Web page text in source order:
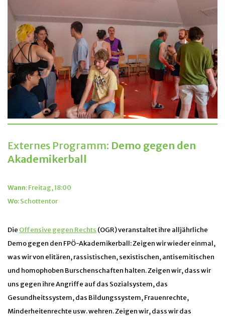
Externes Programm: Demo gegen den
Akademikerball
Wann: Freitag, 18:00
Wo: Schottentor
Die Offensive gegen Rechts (OGR) veranstaltet ihre alljährliche
Demo gegen den FPÖ-Akademikerball: Zeigen wir wieder einmal,
was wir von elitären, rassistischen, sexistischen, antisemitischen
und homophoben Burschenschaften halten. Zeigen wir, dass wir
uns gegen ihre Angriffe auf das Sozialsystem, das
Gesundheitssystem, das Bildungssystem, Frauenrechte,
Minderheitenrechte usw. wehren. Zeigen wir, dass wir das